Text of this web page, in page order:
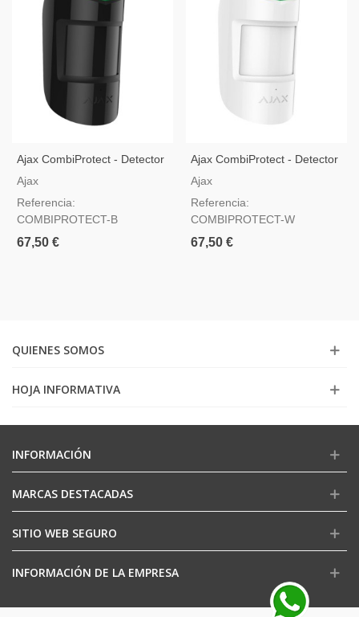
Ajax CombiProtect - Detector
De Movimiento Y Rotura De
Ajax
Referencia:
COMBIPROTECT-B
67,50 €
Ajax CombiProtect - Detector
De Movimiento Y Rotura De
Ajax
Referencia:
COMBIPROTECT-W
67,50 €
QUIENES SOMOS
HOJA INFORMATIVA
INFORMACIÓN
MARCAS DESTACADAS
SITIO WEB SEGURO
INFORMACIÓN DE LA EMPRESA